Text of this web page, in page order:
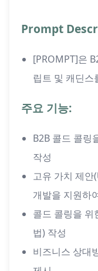
Prompt
[PROMPT]은
립트 및 캐딘스
주요 기능:
B2B 콜드 콜링
작성
고유 가치 제
개발을 지원하
콜드 콜링을 위
법) 작성
비즈니스 상대